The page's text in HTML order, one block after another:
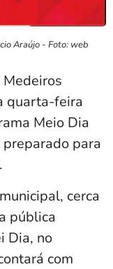
Araújo - Foto: web
Medeiros
quarta-feira
Meio Dia
preparado para
cerca
pública
Dia, no
com